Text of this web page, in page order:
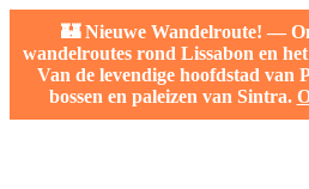
🏰 Nieuwe Wandelroute! —
wandelroutes rond Lissabon en
Van de levendige hoofdstad van
bossen en paleizen van Sintra.